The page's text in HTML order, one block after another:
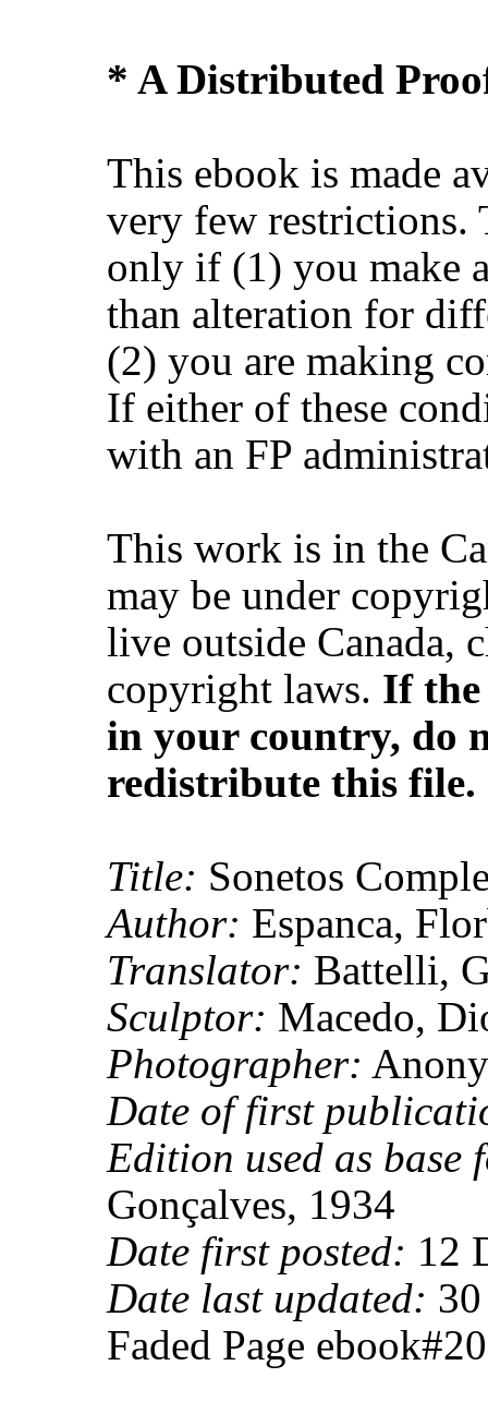
* A Distributed
This ebook is made
very few restrictions.
only if (1) you make
than alteration for
(2) you are making
If either of these
with an FP
This work is in the
may be under
live outside Canada,
copyright laws. If
in your country, do
redistribute this file.
Title: Sonetos
Author: Espanca,
Translator: Battelli,
Sculptor: Macedo,
Photographer:
Date of first
Edition used as base
Gonçalves, 1934
Date first posted: 12
Date last updated:
Faded Page